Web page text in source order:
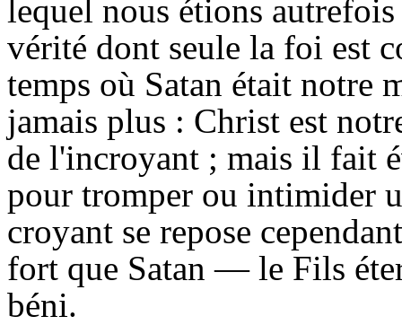
lequel nous étions
vérité dont seule la foi est
temps où Satan était notre
jamais plus : Christ est
de l'incroyant ; mais il fait
pour tromper ou intimider
croyant se repose
fort que Satan — le Fils
béni.